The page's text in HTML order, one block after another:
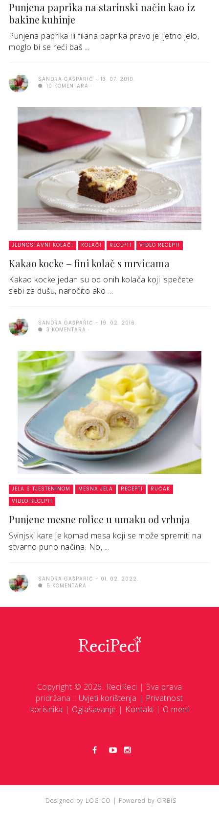
Punjena paprika na starinski način kao iz
bakine kuhinje
Punjena paprika ili filana paprika pravo je ljetno jelo,
moglo bi se reći baš ...
SANDRA GAŠPARIĆ
13. 07. 2010.
10 KOMENTARA
JEDNOSTAVNI KOLAČI KOLAČI RECEPTI VIDEO RECEPTI
Kakao kocke – fini kolač s mrvicama
Kakao kocke jedan su od onih kolača koji ispečete
sebi za dušu, naročito ako ...
SANDRA GAŠPARIĆ
19. 02. 2016.
3 KOMENTARA
JELA S TJESTENINOM MESNA JELA RECEPTI
RUČAK
VIDEO RECEPTI
Punjene mesne rolice u umaku od vrhnja
Svinjski kare je komad mesa koji se može spremiti na
stvarno puno načina. No, ...
SANDRA GAŠPARIĆ
01. 02. 2022.
5 KOMENTARA
Copyright © 2026. ReciReci | Sva prava
pridržana :: Uvjeti korištenja | Privatnost
korisnika | Oglašavanje | Kontakt | O meni
Designed by LOGICO | Powered by ORBIS